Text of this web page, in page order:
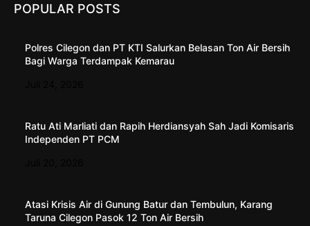
POPULAR POSTS
Polres Cilegon dan PT KTI Salurkan Belasan Ton Air Bersih
Bagi Warga Terdampak Kemarau
Ratu Ati Marliati dan Rapih Herdiansyah Sah Jadi Komisaris
Independen PT PCM
Atasi Krisis Air di Gunung Batur dan Tembulun, Karang
Taruna Cilegon Pasok 12 Ton Air Bersih